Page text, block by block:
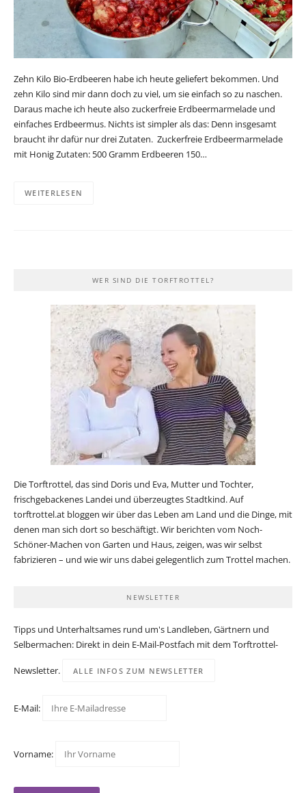
Zehn Kilo Bio-Erdbeeren habe ich heute geliefert bekommen. Und
zehn Kilo sind mir dann doch zu viel, um sie einfach so zu naschen.
Daraus mache ich heute also zuckerfreie Erdbeermarmelade und
einfaches Erdbeermus. Nichts ist simpler als das: Denn insgesamt
braucht ihr dafür nur drei Zutaten. Zuckerfreie Erdbeermarmelade
mit Honig Zutaten: 500 Gramm Erdbeeren 150…
WEITERLESEN
WER SIND DIE TORFTROTTEL?
Die Torftrottel, das sind Doris und Eva, Mutter und Tochter,
frischgebackenes Landei und überzeugtes Stadtkind. Auf
torftrottel.at bloggen wir über das Leben am Land und die Dinge, mit
denen man sich dort so beschäftigt. Wir berichten vom Noch-
Schöner-Machen von Garten und Haus, zeigen, was wir selbst
fabrizieren – und wie wir uns dabei gelegentlich zum Trottel machen.
NEWSLETTER
Tipps und Unterhaltsames rund um's Landleben, Gärtnern und
Selbermachen: Direkt in dein E-Mail-Postfach mit dem Torftrottel-
Newsletter. ALLE INFOS ZUM NEWSLETTER
E-Mail:
Vorname: